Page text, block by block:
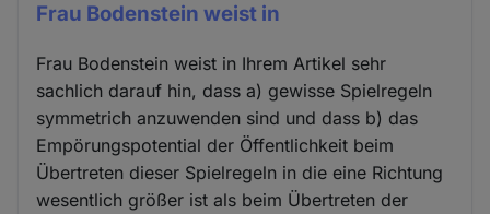
Frau Bodenstein weist in
Frau Bodenstein weist in Ihrem Artikel sehr
sachlich darauf hin, dass a) gewisse Spielregeln
symmetrich anzuwenden sind und dass b) das
Empörungspotential der Öffentlichkeit beim
Übertreten dieser Spielregeln in die eine Richtung
wesentlich größer ist als beim Übertreten der